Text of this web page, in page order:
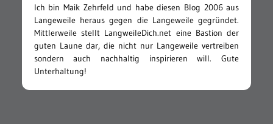
Ich bin Maik Zehrfeld und habe diesen Blog 2006 aus
Langeweile heraus gegen die Langeweile gegründet.
Mittlerweile stellt LangweileDich.net eine Bastion der
guten Laune dar, die nicht nur Langeweile vertreiben
sondern auch nachhaltig inspirieren will. Gute
Unterhaltung!